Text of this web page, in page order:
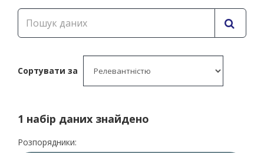
Сортувати за
1 набір даних знайдено
Розпорядники: